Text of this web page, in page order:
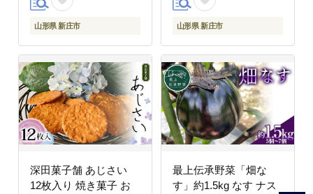
山形県 新庄市 山形県 新庄市
深田菓子舗 あじさい
12枚入り 焼き菓子 お
最上伝承野菜「畑な
す」約1.5kg なす ナス